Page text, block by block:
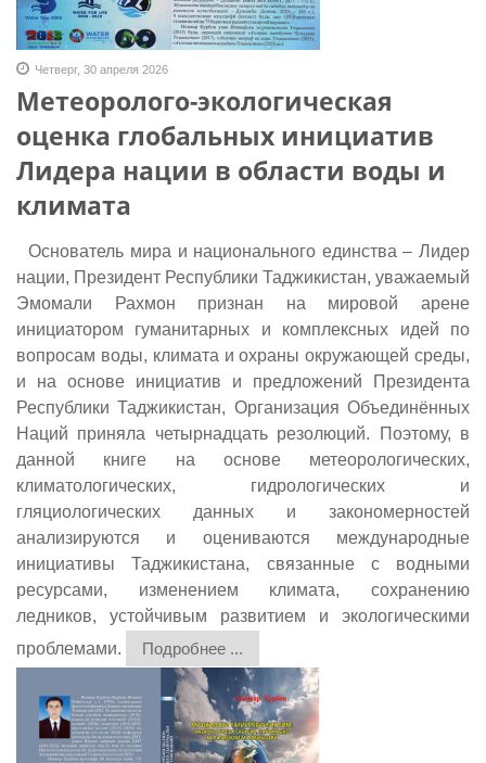
Четверг, 30 апреля 2026
Метеоролого-экологическая
оценка глобальных инициатив
Лидера нации в области воды и
климата
Основатель мира и национального единства – Лидер
нации, Президент Республики Таджикистан, уважаемый
Эмомали Рахмон признан на мировой арене
инициатором гуманитарных и комплексных идей по
вопросам воды, климата и охраны окружающей среды,
и на основе инициатив и предложений Президента
Республики Таджикистан, Организация Объединённых
Наций приняла четырнадцать резолюций. Поэтому, в
данной книге на основе метеорологических,
климатологических, гидрологических и
гляциологических данных и закономерностей
анализируются и оцениваются международные
инициативы Таджикистана, связанные с водными
ресурсами, изменением климата, сохранению
ледников, устойчивым развитием и экологическими
проблемами.
Подробнее ...